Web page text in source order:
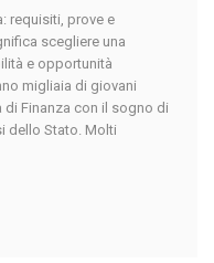
requisiti, prove e
scegliere una
e opportunità
migliaia di giovani
Finanza con il sogno di
dello Stato. Molti